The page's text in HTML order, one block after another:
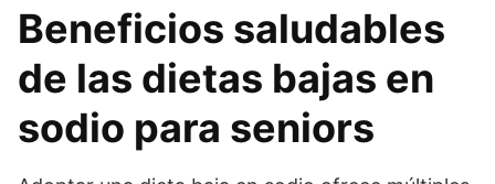
Beneficios saludables
de las dietas bajas en
sodio para seniors